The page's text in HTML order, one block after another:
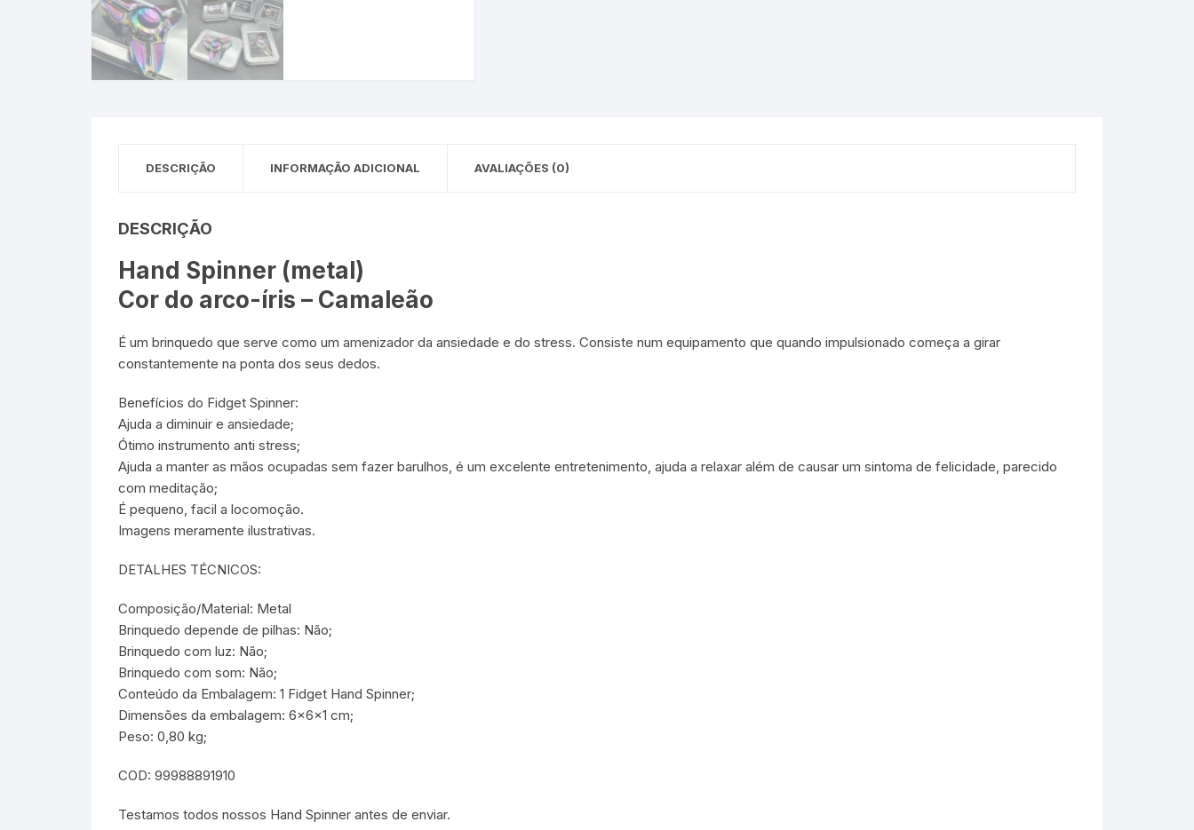
Sex Shop
Remédio
DESCRIÇÃO INFORMAÇÃO ADICIONAL AVALIAÇÕES (0)
DESCRIÇÃO
Hand Spinner (metal)
Cor do arco-íris – Camaleão
É um brinquedo que serve como um amenizador da ansiedade e do stress. Consiste num equipamento que quando impulsionado começa a girar
constantemente na ponta dos seus dedos.
Benefícios do Fidget Spinner:
Ajuda a diminuir e ansiedade;
Ótimo instrumento anti stress;
Ajuda a manter as mãos ocupadas sem fazer barulhos, é um excelente entretenimento, ajuda a relaxar além de causar um sintoma de felicidade, parecido
com meditação;
É pequeno, facil a locomoção.
Imagens meramente ilustrativas.
DETALHES TÉCNICOS:
Composição/Material: Metal
Brinquedo depende de pilhas: Não;
Brinquedo com luz: Não;
Brinquedo com som: Não;
Conteúdo da Embalagem: 1 Fidget Hand Spinner;
Dimensões da embalagem: 6x6x1 cm;
Peso: 0,80 kg;
COD: 99988891910
Testamos todos nossos Hand Spinner antes de enviar.